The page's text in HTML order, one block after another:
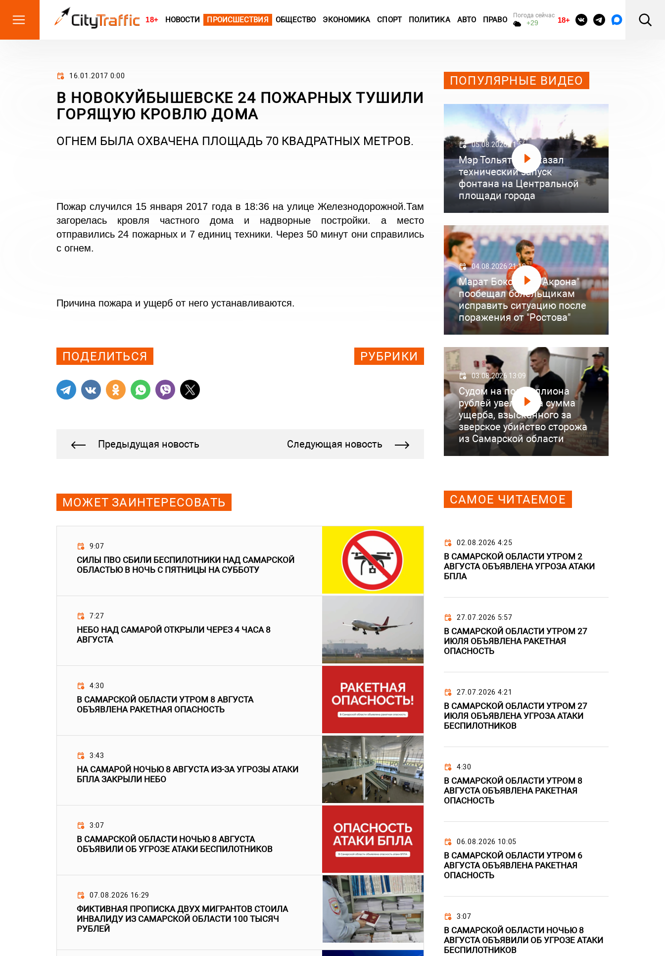
18+ НОВОСТИ ПРОИСШЕСТВИЯ ОБЩЕСТВО ЭКОНОМИКА СПОРТ ПОЛИТИКА АВТО ПРАВО Погода сейчас
+29 18+
16.01.2017 0:00
В НОВОКУЙБЫШЕВСКЕ 24 ПОЖАРНЫХ ТУШИЛИ
ГОРЯЩУЮ КРОВЛЮ ДОМА
ОГНЕМ БЫЛА ОХВАЧЕНА ПЛОЩАДЬ 70 КВАДРАТНЫХ МЕТРОВ.
Пожар случился 15 января 2017 года в 18:36 на улице Железнодорожной.Там
загорелась кровля частного дома и надворные постройки. а место
отправились 24 пожарных и 7 единиц техники. Через 50 минут они справились
с огнем.
Причина пожара и ущерб от него устанавливаются.
ПОДЕЛИТЬСЯ РУБРИКИ
Предыдущая новость Следующая новость
МОЖЕТ ЗАИНТЕРЕСОВАТЬ
9:07
СИЛЫ ПВО СБИЛИ БЕСПИЛОТНИКИ НАД САМАРСКОЙ
ОБЛАСТЬЮ В НОЧЬ С ПЯТНИЦЫ НА СУББОТУ
7:27
НЕБО НАД САМАРОЙ ОТКРЫЛИ ЧЕРЕЗ 4 ЧАСА 8
АВГУСТА
4:30
В САМАРСКОЙ ОБЛАСТИ УТРОМ 8 АВГУСТА
ОБЪЯВЛЕНА РАКЕТНАЯ ОПАСНОСТЬ
3:43
НА САМАРОЙ НОЧЬЮ 8 АВГУСТА ИЗ-ЗА УГРОЗЫ АТАКИ
БПЛА ЗАКРЫЛИ НЕБО
3:07
В САМАРСКОЙ ОБЛАСТИ НОЧЬЮ 8 АВГУСТА
ОБЪЯВИЛИ ОБ УГРОЗЕ АТАКИ БЕСПИЛОТНИКОВ
07.08.2026 16:29
ФИКТИВНАЯ ПРОПИСКА ДВУХ МИГРАНТОВ СТОИЛА
ИНВАЛИДУ ИЗ САМАРСКОЙ ОБЛАСТИ 100 ТЫСЯЧ
РУБЛЕЙ
ПОПУЛЯРНЫЕ ВИДЕО
05.08.2026 11:56
Мэр Тольятти показал
технический запуск
фонтана на Центральной
площади города
04.08.2026 21:18
Марат Бокоев из "Акрона"
пообещал болельщикам
исправить ситуацию после
поражения от "Ростова"
03.08.2026 13:09
Судом на полмиллиона
рублей увеличена сумма
ущерба, взысканного за
зверское убийство сторожа
из Самарской области
САМОЕ ЧИТАЕМОЕ
02.08.2026 4:25
В САМАРСКОЙ ОБЛАСТИ УТРОМ 2
АВГУСТА ОБЪЯВЛЕНА УГРОЗА АТАКИ
БПЛА
27.07.2026 5:57
В САМАРСКОЙ ОБЛАСТИ УТРОМ 27
ИЮЛЯ ОБЪЯВЛЕНА РАКЕТНАЯ
ОПАСНОСТЬ
27.07.2026 4:21
В САМАРСКОЙ ОБЛАСТИ УТРОМ 27
ИЮЛЯ ОБЪЯВЛЕНА УГРОЗА АТАКИ
БЕСПИЛОТНИКОВ
4:30
В САМАРСКОЙ ОБЛАСТИ УТРОМ 8
АВГУСТА ОБЪЯВЛЕНА РАКЕТНАЯ
ОПАСНОСТЬ
06.08.2026 10:05
В САМАРСКОЙ ОБЛАСТИ УТРОМ 6
АВГУСТА ОБЪЯВЛЕНА РАКЕТНАЯ
ОПАСНОСТЬ
3:07
В САМАРСКОЙ ОБЛАСТИ НОЧЬЮ 8
АВГУСТА ОБЪЯВИЛИ ОБ УГРОЗЕ АТАКИ
БЕСПИЛОТНИКОВ